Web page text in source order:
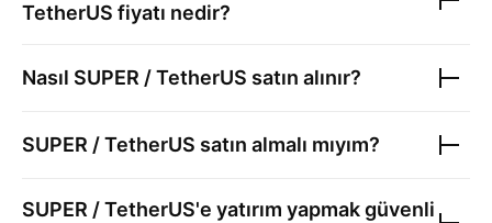
TetherUS fiyatı nedir?
Nasıl SUPER / TetherUS satın alınır?
SUPER / TetherUS satın almalı mıyım?
SUPER / TetherUS'e yatırım yapmak güvenli